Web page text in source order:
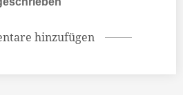
hinzufügen